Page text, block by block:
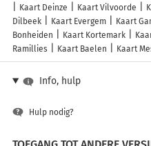
Kaart Deinze
Kaart Vilvoorde
Dilbeek
Kaart Evergem Kaart
Bonheiden
Kaart Kortemark
Ramillies
Kaart Baelen Kaart
Info, hulp
Hulp nodig?